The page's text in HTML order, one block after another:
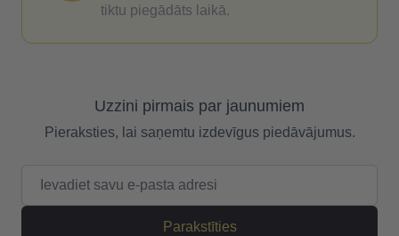
tiktu piegādāts laikā.
Uzzini pirmais par jaunumiem
Pieraksties, lai saņemtu izdevīgus piedāvājumus.
Parakstīties